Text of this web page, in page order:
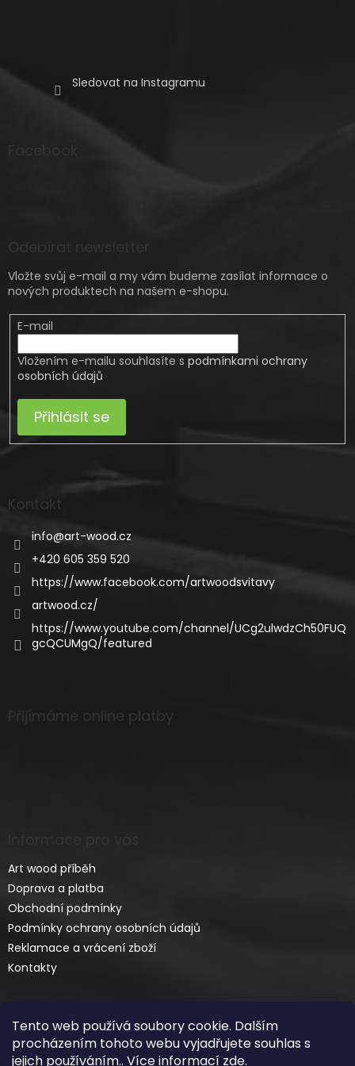
Tento web používá soubory cookie. Dalším
procházením tohoto webu vyjadřujete souhlas s
jejich používáním.. Více informací zde.
Sledovat na Instagramu
Vložte svůj e-mail a my vám budeme zasílat informace o
nových produktech na našem e-shopu.
E-mail
Vložením e-mailu souhlasíte s podmínkami ochrany
osobních údajů
Přihlásit se
Kontakt
info@art-wood.cz
+420 605 359 520
https://www.facebook.com/artwoodsvitavy
artwood.cz/
https://www.youtube.com/channel/UCg2ulwdzCh50FUQ
gcQCUMgQ/featured
Přijímáme online platby
Art wood příběh
Doprava a platba
Obchodní podmínky
Podmínky ochrany osobních údajů
Reklamace a vrácení zboží
Kontakty